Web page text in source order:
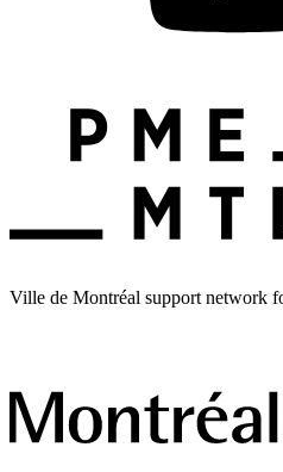
Ville de Montréal support network